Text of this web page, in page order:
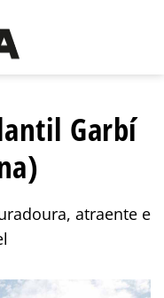
Garbí
atraente e